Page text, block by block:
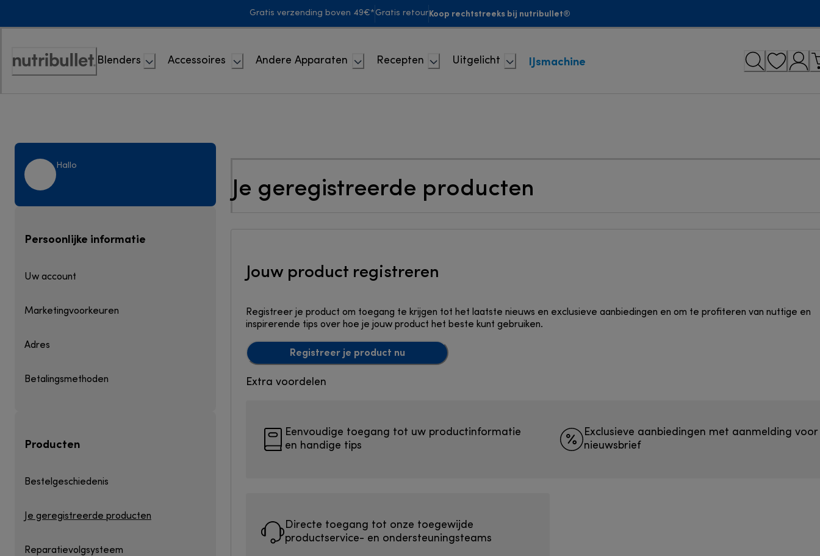
Gratis verzending boven 49€* Gratis retourKoop rechtstreeks bij nutribullet®
Toegankelijkheidsverklaring
Blenders Accessoires Andere Apparaten Recepten Uitgelicht IJsmachine
Hallo
Persoonlijke informatie
Uw account
Marketingvoorkeuren
Adres
Betalingsmethoden
Producten
Bestelgeschiedenis
Je geregistreerde producten
Reparatievolgsysteem
Je geregistreerde producten
Jouw product registreren
Registreer je product om toegang te krijgen tot het laatste nieuws en exclusieve aanbiedingen en om te profiteren van nuttige en
inspirerende tips over hoe je jouw product het beste kunt gebruiken.
Registreer je product nu
Extra voordelen
Eenvoudige toegang tot uw productinformatie
en handige tips
Exclusieve aanbiedingen met aanmelding voor
nieuwsbrief
Directe toegang tot onze toegewijde
productservice- en ondersteuningsteams